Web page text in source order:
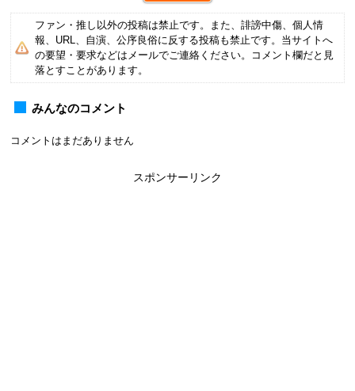
ファン・推し以外の投稿は禁止です。また、誹謗中傷、個人情
報、URL、自演、公序良俗に反する投稿も禁止です。当サイトへ
の要望・要求などはメールでご連絡ください。コメント欄だと見
落とすことがあります。
みんなのコメント
コメントはまだありません
スポンサーリンク